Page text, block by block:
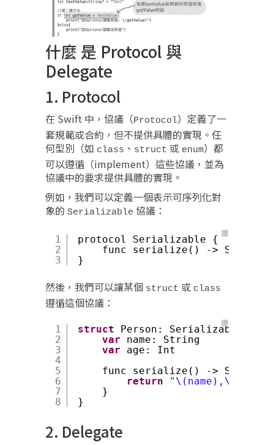
什麼 是 Protocol 與
Delegate
1. Protocol
在 Swift 中，協議（Protocol）定義了一
套規範或合約，但不提供具體的實現。任
何型別（如 class 、 struct 或 enum）都
可以遵循（implement）這些協議，並為
協議中的要求提供具體的實現。
例如，我們可以定義一個表示可序列化對
象的 Serializable 協議：
？
1
2
3
protocol Serializable {
func serialize() -> String
}
然後，我們可以讓某個 struct 或 class
遵循這個協議：
？
1
2
3
4
5
6
7
8
struct
Person: Serializable {
var
name: String
var
age: Int
func serialize() -> String {
return
"\(name),\(age)"
}
}
2. Delegate